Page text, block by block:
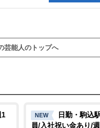
芸能人のトップへ
1
NEW
日勤・駒込
員/入社祝い金あり/